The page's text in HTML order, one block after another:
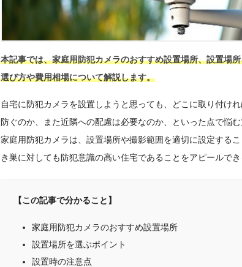
本記事では、家庭用防犯カメラのおすすめ設置場所、設置場
選び方や費用相場について解説します。
自宅に防犯カメラを設置しようと思っても、どこに取り付け
防ぐのか、また近隣への配慮は必要なのか、といった点で悩む
家庭用防犯カメラは、設置場所や撮影範囲を適切に設定する
き巣に対しても防犯意識の高い住宅であることをアピールで
【この記事で分かること】
家庭用防犯カメラのおすすめ設置場所
設置場所を選ぶポイント
設置時の注意点